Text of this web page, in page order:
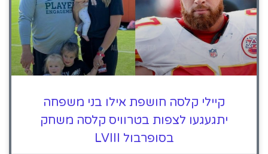
קיילי קלסה חושפת אילו בני משפחה
יתגעגעו לצפות בטרוויס קלסה משחק
בסופרבול LVIII